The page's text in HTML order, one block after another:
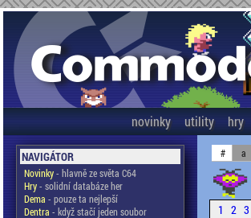
novinky utility hry
NAVIGÁTOR
Novinky- hlavně ze světa C64
Hry- solidní databáze her
Dema - pouze ta nejlepší
Dentra - když stačí jeden soubor
# a
1 2 3